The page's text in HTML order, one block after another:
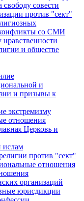
совести
против "сект"
со СМИ
и обществе
и
и призывы к
экстремизму
отношения
Церковь и
ислам
против "сект"
отношения
организаций
юрисдикции